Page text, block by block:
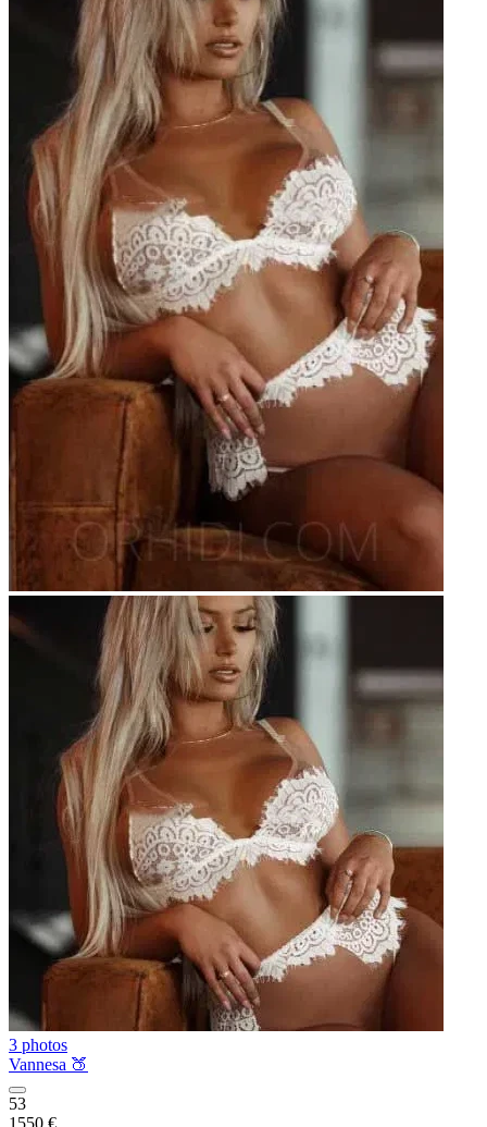
3 photos
Vannesa 🍑
53
1550 €